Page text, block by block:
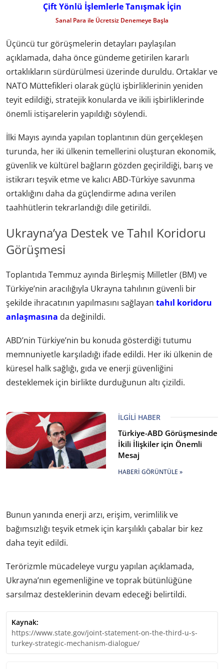
Çift Yönlü İşlemlerle Tanışmak İçin
Sanal Para ile Ücretsiz Denemeye Başla
Üçüncü tur görüşmelerin detayları paylaşılan
açıklamada, daha önce gündeme getirilen kararlı
ortaklıkların sürdürülmesi üzerinde duruldu. Ortaklar ve
NATO Müttefikleri olarak güçlü işbirliklerinin yeniden
teyit edildiği, stratejik konularda ve ikili işbirliklerinde
önemli istişarelerin yapıldığı söylendi.
İlki Mayıs ayında yapılan toplantının dün gerçekleşen
turunda, her iki ülkenin temellerini oluşturan ekonomik,
güvenlik ve kültürel bağların gözden geçirildiği, barış ve
istikrarı teşvik etme ve kalıcı ABD-Türkiye savunma
ortaklığını daha da güçlendirme adına verilen
taahhütlerin tekrarlandığı dile getirildi.
Ukrayna’ya Destek ve Tahıl Koridoru
Görüşmesi
Toplantıda Temmuz ayında Birleşmiş Milletler (BM) ve
Türkiye’nin aracılığıyla Ukrayna tahılının güvenli bir
şekilde ihracatının yapılmasını sağlayan tahıl koridoru
anlaşmasına da değinildi.
ABD’nin Türkiye’nin bu konuda gösterdiği tutumu
memnuniyetle karşıladığı ifade edildi. Her iki ülkenin de
küresel halk sağlığı, gıda ve enerji güvenliğini
desteklemek için birlikte durduğunun altı çizildi.
İLGILI HABER
Türkiye-ABD Görüşmesinde
İkili İlişkiler için Önemli
Mesaj
HABERI GÖRÜNTÜLE »
Bunun yanında enerji arzı, erişim, verimlilik ve
bağımsızlığı teşvik etmek için karşılıklı çabalar bir kez
daha teyit edildi.
Terörizmle mücadeleye vurgu yapılan açıklamada,
Ukrayna’nın egemenliğine ve toprak bütünlüğüne
sarsılmaz desteklerinin devam edeceği belirtildi.
Kaynak:
https://www.state.gov/joint-statement-on-the-third-u-s-
turkey-strategic-mechanism-dialogue/